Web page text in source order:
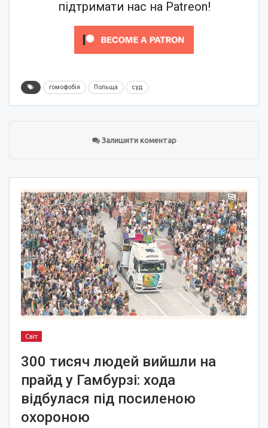
підтримати нас на Patreon!
гомофобія Польща суд
Залишити коментар
Світ
300 тисяч людей вийшли на
прайд у Гамбурзі: хода
відбулася під посиленою
охороною